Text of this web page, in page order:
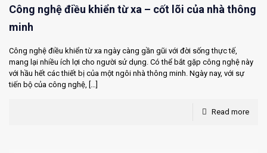
Công nghệ điều khiển từ xa – cốt lõi của nhà thông
minh
Công nghệ điều khiển từ xa ngày càng gần gũi với đời sống thực tế,
mang lại nhiều ích lợi cho người sử dụng. Có thể bắt gặp công nghệ này
với hầu hết các thiết bị của một ngôi nhà thông minh. Ngày nay, với sự
tiến bộ của công nghệ, […]
Read more